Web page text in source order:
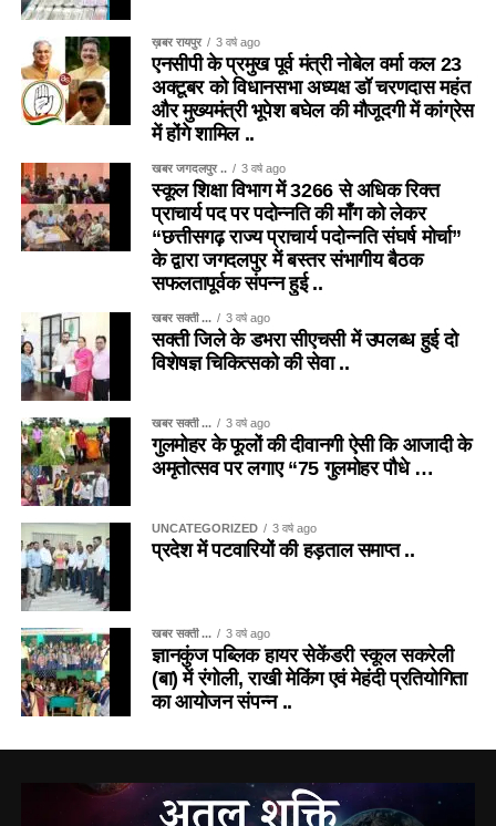
ख़बर रायपुर 3 वर्ष ago
एनसीपी के प्रमुख पूर्व मंत्री नोबेल वर्मा कल 23
अक्टूबर को विधानसभा अध्यक्ष डॉ चरणदास महंत
और मुख्यमंत्री भूपेश बघेल की मौजूदगी में कांग्रेस
में होंगे शामिल ..
खबर जगदलपुर .. 3 वर्ष ago
स्कूल शिक्षा विभाग में 3266 से अधिक रिक्त
प्राचार्य पद पर पदोन्नति की माँग को लेकर
“छत्तीसगढ़ राज्य प्राचार्य पदोन्नति संघर्ष मोर्चा”
के द्वारा जगदलपुर में बस्तर संभागीय बैठक
सफलतापूर्वक संपन्न हुई ..
खबर सक्ती ... 3 वर्ष ago
सक्ती जिले के डभरा सीएचसी में उपलब्ध हुई दो
विशेषज्ञ चिकित्सको की सेवा ..
खबर सक्ती ... 3 वर्ष ago
गुलमोहर के फूलों की दीवानगी ऐसी कि आजादी के
अमृतोत्सव पर लगाए “75 गुलमोहर पौधे …
UNCATEGORIZED 3 वर्ष ago
प्रदेश में पटवारियों की हड़ताल समाप्त ..
खबर सक्ती ... 3 वर्ष ago
ज्ञानकुंज पब्लिक हायर सेकेंडरी स्कूल सकरेली
(बा) में रंगोली, राखी मेकिंग एवं मेहंदी प्रतियोगिता
का आयोजन संपन्न ..